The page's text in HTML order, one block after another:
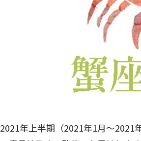
2021年上半期（2021年1月～2021